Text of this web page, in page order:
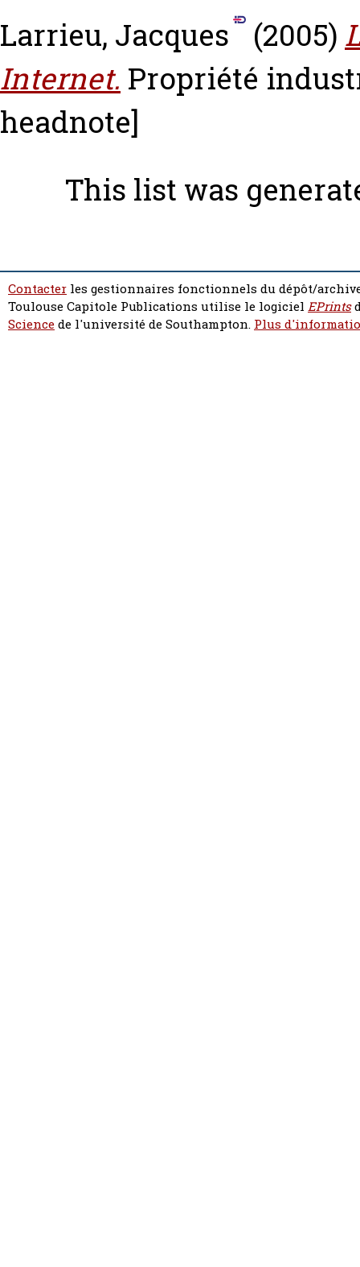
Larrieu, Jacques
(2005)
Internet. Propriété
headnote]
This list was
Contacter les gestionnaires fonctionnels du dépôt/
Toulouse Capitole Publications utilise le logiciel EPrints
Sciencede l'université de Southampton. Plus